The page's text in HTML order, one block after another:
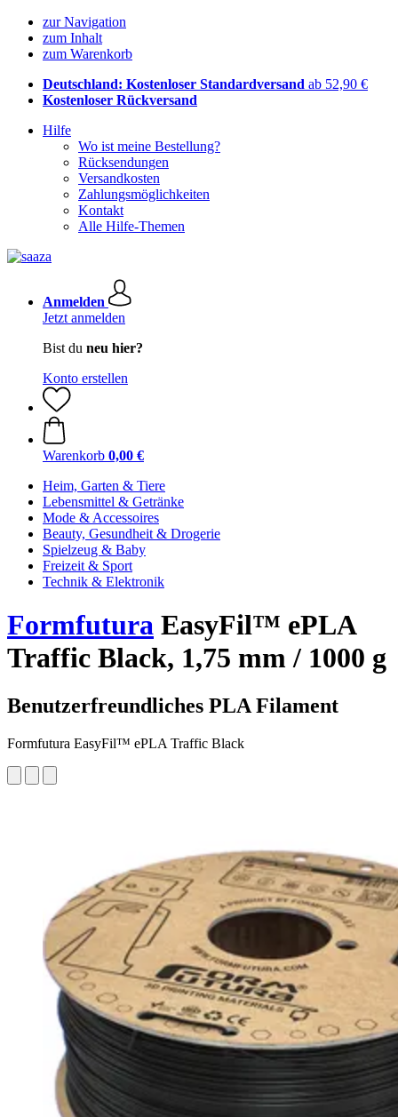
zur Navigation
zum Inhalt
zum Warenkorb
Deutschland: Kostenloser Standardversand ab 52,90 €
Kostenloser Rückversand
Hilfe
Wo ist meine Bestellung?
Rücksendungen
Versandkosten
Zahlungsmöglichkeiten
Kontakt
Alle Hilfe-Themen
Anmelden
Jetzt anmelden
Bist du neu hier?
Konto erstellen
Warenkorb 0,00 €
Heim, Garten & Tiere
Lebensmittel & Getränke
Mode & Accessoires
Beauty, Gesundheit & Drogerie
Spielzeug & Baby
Freizeit & Sport
Technik & Elektronik
Formfutura EasyFil™ ePLA
Traffic Black, 1,75 mm / 1000 g
Benutzerfreundliches PLA Filament
Formfutura EasyFil™ ePLA Traffic Black